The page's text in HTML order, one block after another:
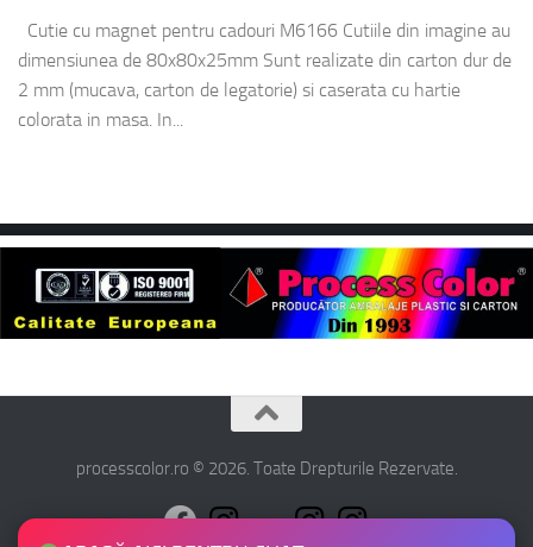
Cutie cu magnet pentru cadouri M6166 Cutiile din imagine au
dimensiunea de 80x80x25mm Sunt realizate din carton dur de
2 mm (mucava, carton de legatorie) si caserata cu hartie
colorata in masa. In...
processcolor.ro © 2026. Toate Drepturile Rezervate.